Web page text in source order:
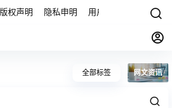
版权声明 隐私申明 用户协议 联系我们
全部标签 网文资讯